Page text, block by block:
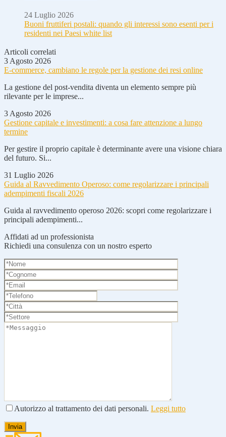
24 Luglio 2026
Buoni fruttiferi postali: quando gli interessi sono esenti per i
residenti nei Paesi white list
Articoli correlati
3 Agosto 2026
E-commerce, cambiano le regole per la gestione dei resi online
La gestione del post-vendita diventa un elemento sempre più
rilevante per le imprese...
3 Agosto 2026
Gestione capitale e investimenti: a cosa fare attenzione a lungo
termine
Per gestire il proprio capitale è determinante avere una visione chiara
del futuro. Si...
31 Luglio 2026
Guida al Ravvedimento Operoso: come regolarizzare i principali
adempimenti fiscali 2026
Guida al ravvedimento operoso 2026: scopri come regolarizzare i
principali adempimenti...
Affidati ad un professionista
Richiedi una consulenza con un nostro esperto
Autorizzo al trattamento dei dati personali. Leggi tutto